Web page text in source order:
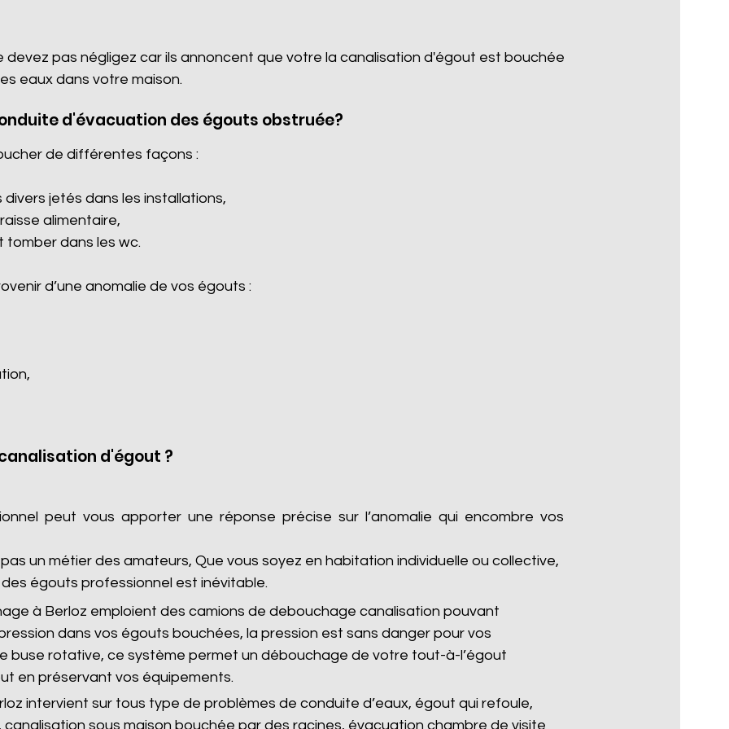
devez pas négligez car ils annoncent que votre la canalisation d'égout est bouchée
eaux dans votre maison.
d'évacuation des égouts obstruée?
de différentes façons :
jetés dans les installations,
alimentaire,
tomber dans les wc.
d’une anomalie de vos égouts :
d'égout ?
peut vous apporter une réponse précise sur l’anomalie qui encombre vos
un métier des amateurs, Que vous soyez en habitation individuelle ou collective,
égouts professionnel est inévitable.
à Berloz emploient des camions de debouchage canalisation pouvant
dans vos égouts bouchées, la pression est sans danger pour vos
buse rotative, ce système permet un débouchage de votre tout-à-l’égout
en préservant vos équipements.
intervient sur tous type de problèmes de conduite d’eaux, égout qui refoule,
sous maison bouchée par des racines, évacuation chambre de visite